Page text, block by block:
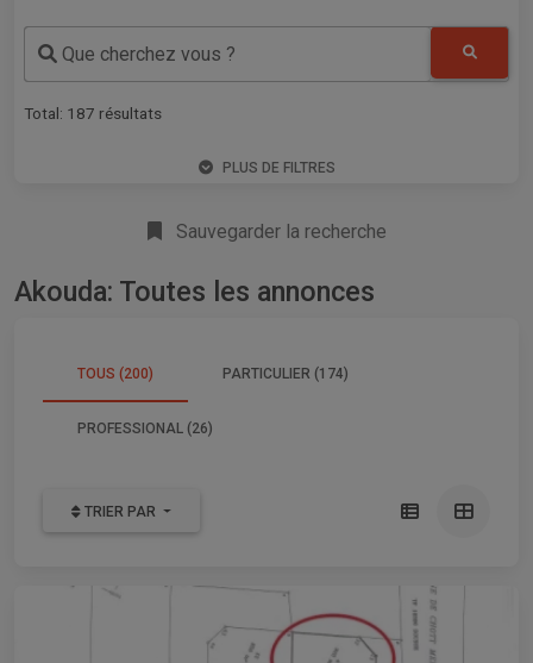
Que cherchez vous ?
Total: 187 résultats
PLUS DE FILTRES
Sauvegarder la recherche
Akouda: Toutes les annonces
TOUS (200) PARTICULIER (174)
PROFESSIONAL (26)
TRIER PAR